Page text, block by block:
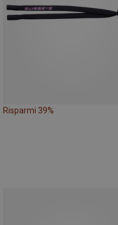
Risparmi 39%